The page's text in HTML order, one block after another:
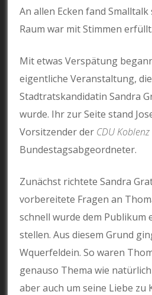
An allen Ecken fand
Raum war mit Stimmen erfüllt.
Mit etwas Verspätung
eigentliche Veranstaltung,
Stadtratskandidatin Sandra
wurde. Ihr zur Seite stand
Vorsitzender der CDU Koblenz
Bundestagsabgeordneter.
Zunächst richtete Sandra
vorbereitete Fragen an
schnell wurde dem Publikum
stellen. Aus diesem Grund
Wquerfeldein. So waren
genauso Thema wie
aber auch um seine Liebe zu